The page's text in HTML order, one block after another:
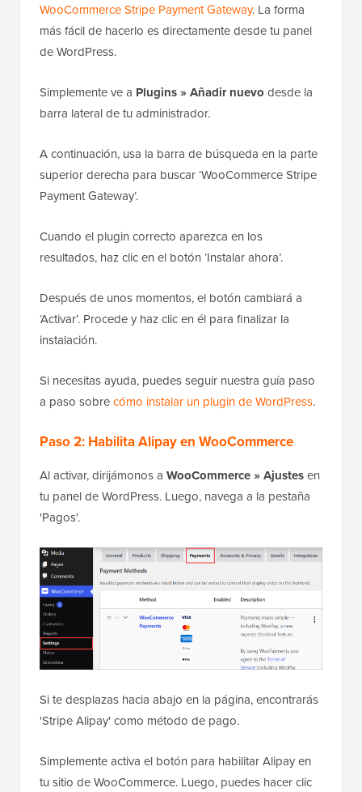
WooCommerce Stripe Payment Gateway. La forma
más fácil de hacerlo es directamente desde tu panel
de WordPress.
Simplemente ve a Plugins » Añadir nuevo desde la
barra lateral de tu administrador.
A continuación, usa la barra de búsqueda en la parte
superior derecha para buscar ‘WooCommerce Stripe
Payment Gateway’.
Cuando el plugin correcto aparezca en los
resultados, haz clic en el botón ‘Instalar ahora’.
Después de unos momentos, el botón cambiará a
‘Activar’. Procede y haz clic en él para finalizar la
instalación.
Si necesitas ayuda, puedes seguir nuestra guía paso
a paso sobrecómo instalar un plugin de WordPress.
Paso 2: Habilita Alipay en WooCommerce
Al activar, dirijámonos a WooCommerce » Ajustesen
tu panel de WordPress. Luego, navega a la pestaña
'Pagos'.
Si te desplazas hacia abajo en la página, encontrarás
'Stripe Alipay' como método de pago.
Simplemente activa el botón para habilitar Alipay en
tu sitio de WooCommerce. Luego, puedes hacer clic